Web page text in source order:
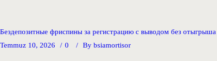
Бездепозитные фриспины за регистрацию с выводом без отыгрыша
Temmuz 10, 2026
0 By bsiamortisor